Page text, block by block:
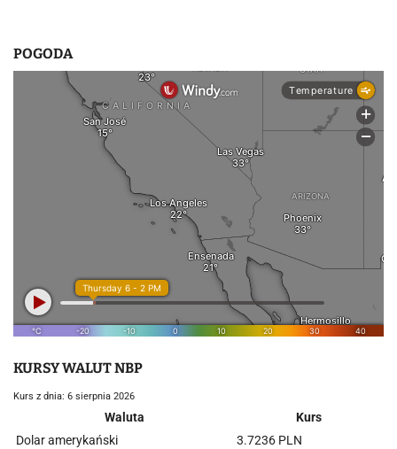
POGODA
KURSY WALUT NBP
Kurs z dnia: 6 sierpnia 2026
Waluta
Kurs
Dolar amerykański
3.7236 PLN